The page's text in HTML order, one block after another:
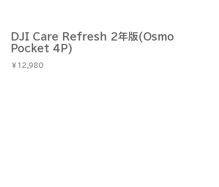
DJI Care Refresh 2年版(Osmo
Pocket 4P)
価
格
￥12,980